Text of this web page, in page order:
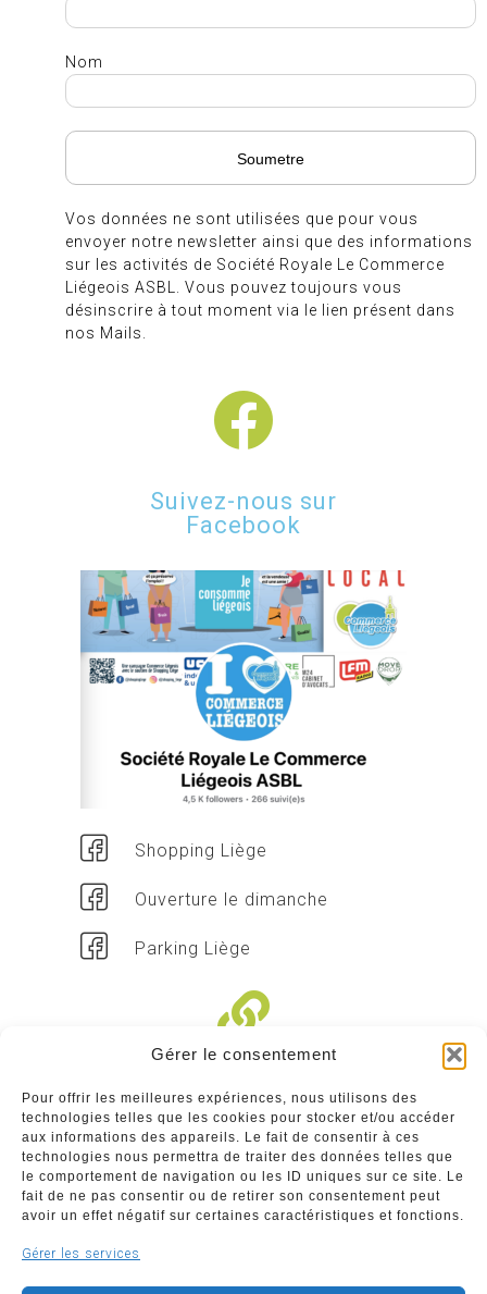
Gérer le consentement
Pour offrir les meilleures expériences, nous utilisons des
technologies telles que les cookies pour stocker et/ou accéder
aux informations des appareils. Le fait de consentir à ces
technologies nous permettra de traiter des données telles que
le comportement de navigation ou les ID uniques sur ce site. Le
fait de ne pas consentir ou de retirer son consentement peut
avoir un effet négatif sur certaines caractéristiques et fonctions.
Gérer les services
Nom
Vos données ne sont utilisées que pour vous
envoyer notre newsletter ainsi que des informations
sur les activités de Société Royale Le Commerce
Liégeois ASBL. Vous pouvez toujours vous
désinscrire à tout moment via le lien présent dans
nos Mails.
Suivez-nous sur
Facebook
Shopping Liège
Ouverture le dimanche
Parking Liège
Commerçants
Annuaire des commerçants : insérez gratuitement
votre activité dans notre annuaire sur notre site ci-
dessous